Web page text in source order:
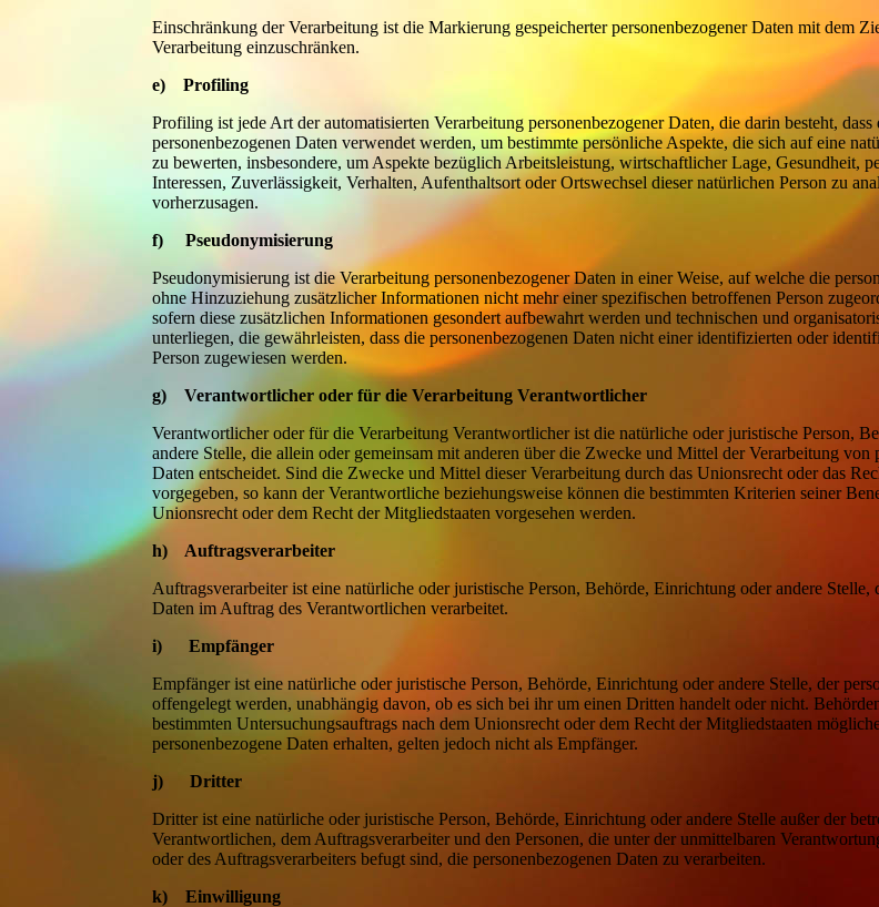
Einschränkung der Verarbeitung ist die Markierung gespeicherter personenbezogener Daten mit dem
Verarbeitung einzuschränken.
e) Profiling
Profiling ist jede Art der automatisierten Verarbeitung personenbezogener Daten, die darin besteht, dass
personenbezogenen Daten verwendet werden, um bestimmte persönliche Aspekte, die sich auf eine
zu bewerten, insbesondere, um Aspekte bezüglich Arbeitsleistung, wirtschaftlicher Lage, Gesundheit,
Interessen, Zuverlässigkeit, Verhalten, Aufenthaltsort oder Ortswechsel dieser natürlichen Person zu
vorherzusagen.
f) Pseudonymisierung
Pseudonymisierung ist die Verarbeitung personenbezogener Daten in einer Weise, auf welche die
ohne Hinzuziehung zusätzlicher Informationen nicht mehr einer spezifischen betroffenen Person
sofern diese zusätzlichen Informationen gesondert aufbewahrt werden und technischen und
unterliegen, die gewährleisten, dass die personenbezogenen Daten nicht einer identifizierten oder
Person zugewiesen werden.
g) Verantwortlicher oder für die Verarbeitung Verantwortlicher
Verantwortlicher oder für die Verarbeitung Verantwortlicher ist die natürliche oder juristische Person,
andere Stelle, die allein oder gemeinsam mit anderen über die Zwecke und Mittel der Verarbeitung von
Daten entscheidet. Sind die Zwecke und Mittel dieser Verarbeitung durch das Unionsrecht oder das
vorgegeben, so kann der Verantwortliche beziehungsweise können die bestimmten Kriterien seiner
Unionsrecht oder dem Recht der Mitgliedstaaten vorgesehen werden.
h) Auftragsverarbeiter
Auftragsverarbeiter ist eine natürliche oder juristische Person, Behörde, Einrichtung oder andere Stelle,
Daten im Auftrag des Verantwortlichen verarbeitet.
i) Empfänger
Empfänger ist eine natürliche oder juristische Person, Behörde, Einrichtung oder andere Stelle, der
offengelegt werden, unabhängig davon, ob es sich bei ihr um einen Dritten handelt oder nicht.
bestimmten Untersuchungsauftrags nach dem Unionsrecht oder dem Recht der Mitgliedstaaten
personenbezogene Daten erhalten, gelten jedoch nicht als Empfänger.
j) Dritter
Dritter ist eine natürliche oder juristische Person, Behörde, Einrichtung oder andere Stelle außer der
Verantwortlichen, dem Auftragsverarbeiter und den Personen, die unter der unmittelbaren
oder des Auftragsverarbeiters befugt sind, die personenbezogenen Daten zu verarbeiten.
k) Einwilligung